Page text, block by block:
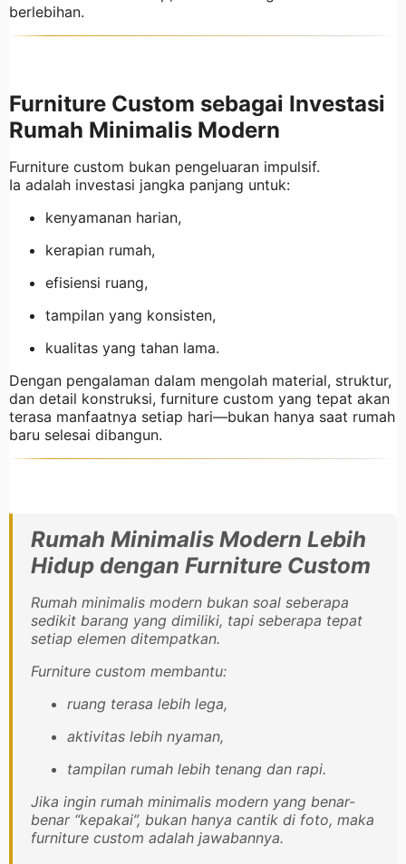
berlebihan.
Furniture Custom sebagai Investasi
Rumah Minimalis Modern
Furniture custom bukan pengeluaran impulsif.
Ia adalah investasi jangka panjang untuk:
kenyamanan harian,
kerapian rumah,
efisiensi ruang,
tampilan yang konsisten,
kualitas yang tahan lama.
Dengan pengalaman dalam mengolah material, struktur,
dan detail konstruksi, furniture custom yang tepat akan
terasa manfaatnya setiap hari—bukan hanya saat rumah
baru selesai dibangun.
Rumah Minimalis Modern Lebih
Hidup dengan Furniture Custom
Rumah minimalis modern bukan soal seberapa
sedikit barang yang dimiliki, tapi seberapa tepat
setiap elemen ditempatkan.
Furniture custom membantu:
ruang terasa lebih lega,
aktivitas lebih nyaman,
tampilan rumah lebih tenang dan rapi.
Jika ingin rumah minimalis modern yang benar-
benar “kepakai”, bukan hanya cantik di foto, maka
furniture custom adalah jawabannya.